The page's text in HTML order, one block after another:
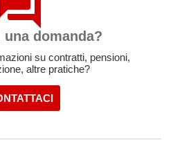
domanda?
su contratti, pensioni,
altre pratiche?